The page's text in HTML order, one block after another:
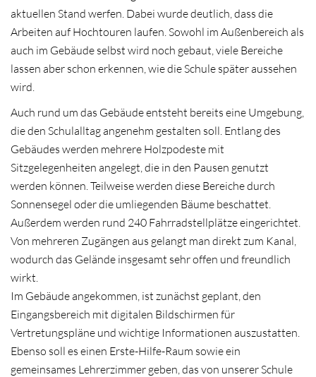
aktuellen Stand werfen. Dabei wurde deutlich, dass die
Arbeiten auf Hochtouren laufen. Sowohl im Außenbereich als
auch im Gebäude selbst wird noch gebaut, viele Bereiche
lassen aber schon erkennen, wie die Schule später aussehen
wird.
Auch rund um das Gebäude entsteht bereits eine Umgebung,
die den Schulalltag angenehm gestalten soll. Entlang des
Gebäudes werden mehrere Holzpodeste mit
Sitzgelegenheiten angelegt, die in den Pausen genutzt
werden können. Teilweise werden diese Bereiche durch
Sonnensegel oder die umliegenden Bäume beschattet.
Außerdem werden rund 240 Fahrradstellplätze eingerichtet.
Von mehreren Zugängen aus gelangt man direkt zum Kanal,
wodurch das Gelände insgesamt sehr offen und freundlich
wirkt.
Im Gebäude angekommen, ist zunächst geplant, den
Eingangsbereich mit digitalen Bildschirmen für
Vertretungspläne und wichtige Informationen auszustatten.
Ebenso soll es einen Erste-Hilfe-Raum sowie ein
gemeinsames Lehrerzimmer geben, das von unserer Schule